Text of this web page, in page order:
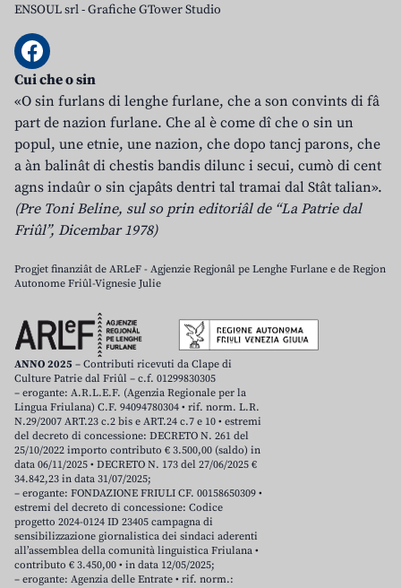
ENSOUL srl-Grafiche GTower Studio
Cui che o sin
«O sin furlans di lenghe furlane, che a son convints di fâ
part de nazion furlane. Che al è come dî che o sin un
popul, une etnie, une nazion, che dopo tancj parons, che
a àn balinât di chestis bandis dilunc i secui, cumò di cent
agns indaûr o sin cjapâts dentri tal tramai dal Stât talian».
(Pre Toni Beline, sul so prin editoriâl de “La Patrie dal
Friûl”, Dicembar 1978)
Progjet finanziât de ARLeF - Agjenzie Regjonâl pe Lenghe Furlane e de Regjon
Autonome Friûl-Vignesie Julie
ANNO 2025 – Contributi ricevuti da Clape di
Culture Patrie dal Friûl – c.f. 01299830305
– erogante: A.R.L.E.F. (Agenzia Regionale per la
Lingua Friulana) C.F. 94094780304 • rif. norm. L.R.
N.29/2007 ART.23 c.2 bis e ART.24 c.7 e 10 • estremi
del decreto di concessione: DECRETO N. 261 del
25/10/2022 importo contributo € 3.500,00 (saldo) in
data 06/11/2025 • DECRETO N. 173 del 27/06/2025 €
34.842,23 in data 31/07/2025;
– erogante: FONDAZIONE FRIULI CF. 00158650309 •
estremi del decreto di concessione: Codice
progetto 2024-0124 ID 23405 campagna di
sensibilizzazione giornalistica dei sindaci aderenti
all’assemblea della comunità linguistica Friulana •
contributo € 3.450,00 • in data 12/05/2025;
– erogante: Agenzia delle Entrate • rif. norm.: